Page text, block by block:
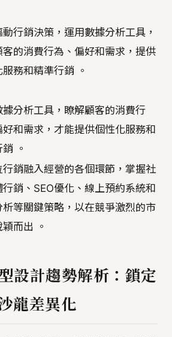
行銷決策，運用數據分析工具，
客的消費行為、偏好和需求，提供
務和精準行銷 。
據分析工具，瞭解顧客的消費行
好和需求，才能提供個性化服務和
。
行銷融入經營的各個環節，掌握社
銷、SEO優化、線上預約系統和
析等關鍵策略，以在競爭激烈的市
而出 。
設計趨勢解析：鎖定
龍差異化